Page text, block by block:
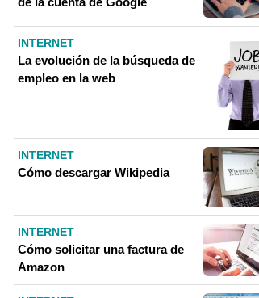
INTERNET
La evolución de la búsqueda de
empleo en la web
INTERNET
Cómo descargar Wikipedia
INTERNET
Cómo solicitar una factura de
Amazon